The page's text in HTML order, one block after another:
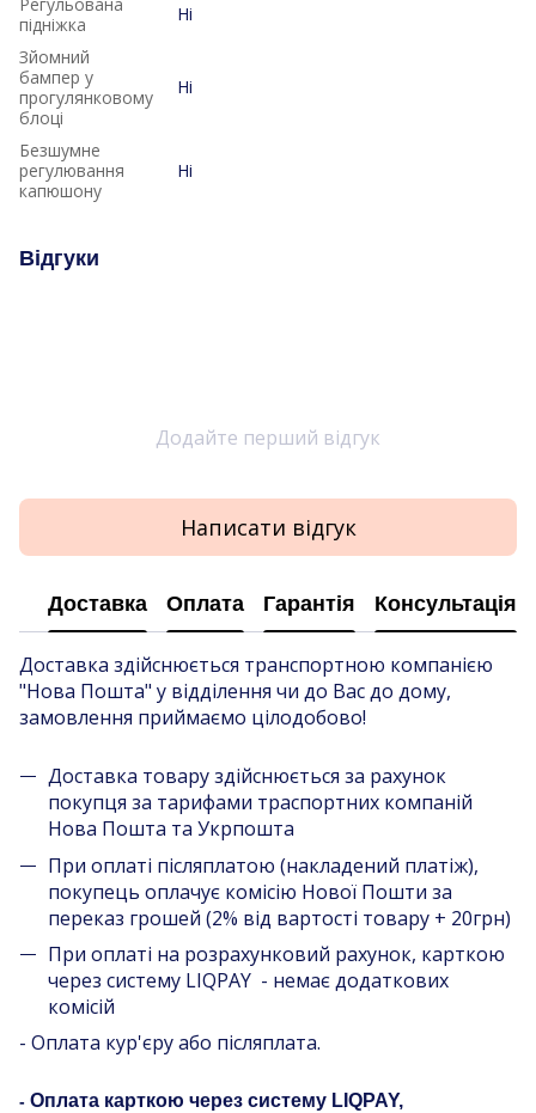
підніжка
Ні
Зйомний
бампер у
прогулянковому
блоці
Ні
Безшумне
регулювання
капюшону
Ні
Відгуки
Додайте перший відгук
Написати відгук
Доставка Оплата Гарантія Консультація
Доставка здійснюється транспортною компанією
"Нова Пошта" у відділення чи до Вас до дому,
замовлення приймаємо цілодобово!
Доставка товару здійснюється за рахунок
покупця за тарифами траспортних компаній
Нова Пошта та Укрпошта
При оплаті післяплатою (накладений платіж),
покупець оплачує комісію Нової Пошти за
переказ грошей (2% від вартості товару + 20грн)
При оплаті на розрахунковий рахунок, карткою
через систему LIQPAY - немає додаткових
комісій
- Оплата кур'єру або післяплата.
- Оплата карткою через систему LIQPAY,